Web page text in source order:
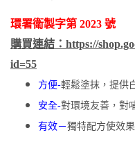
環署衛製字第 2023 號
購買連結：https://
id=55
方便-輕鬆塗抹，提供
安全-對環境友善，對
有效－獨特配方使效